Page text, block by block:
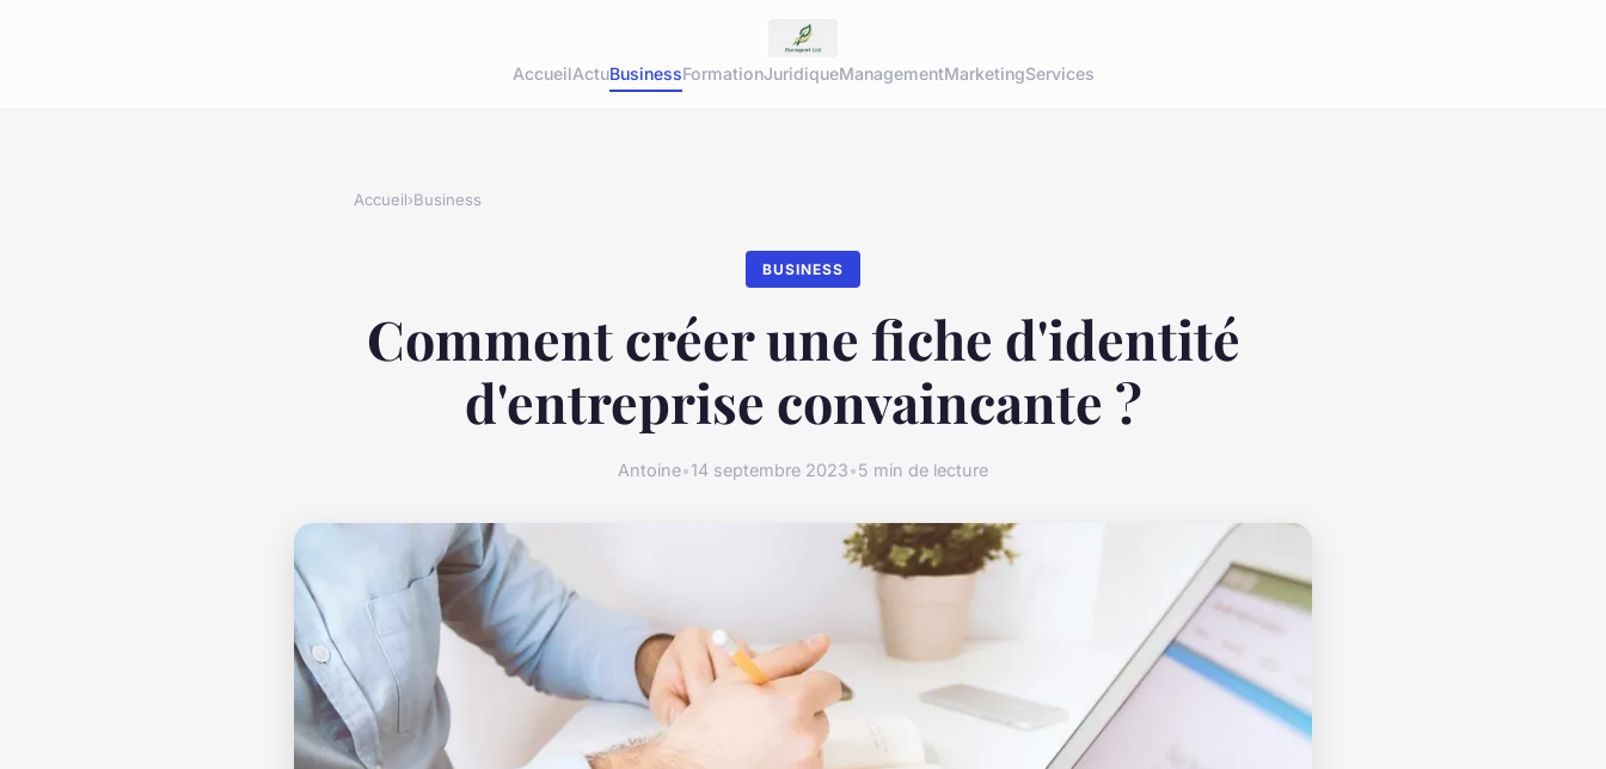
AccueilActuBusinessFormationJuridiqueManagementMarketingServices
Accueil›Business
BUSINESS
Comment créer une fiche d'identité
d'entreprise convaincante ?
Antoine•14 septembre 2023•5 min de lecture